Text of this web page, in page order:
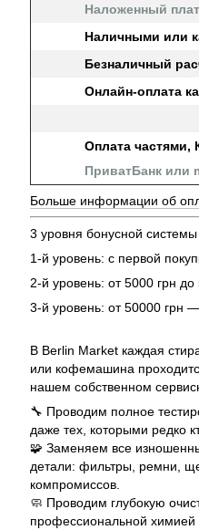
Наложенный
Наличными или
Безналичный
Онлайн-оплата
Оплата частями,
ПриватБанк или
Больше информации об
3 уровня бонусной системы
1-й уровень: с первой
2-й уровень: от 5000 грн
3-й уровень: от 50000 грн —
В Berlin Market каждая
или кофемашина
нашем собственном
🔧 Проводим полное
даже тех, которыми редко
🧩 Заменяем все
детали: фильтры, ремни,
компромиссов.
🧼 Проводим глубокую
профессиональной химией